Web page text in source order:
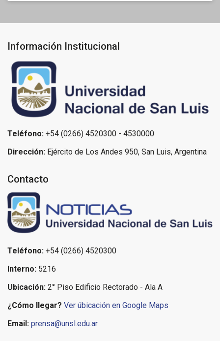
Información Institucional
Teléfono: +54 (0266) 4520300 - 4530000
Dirección: Ejército de Los Andes 950, San Luis, Argentina
Contacto
Teléfono: +54 (0266) 4520300
Interno: 5216
Ubicación: 2° Piso Edificio Rectorado - Ala A
¿Cómo llegar? Ver úbicación en Google Maps
Email: prensa@unsl.edu.ar